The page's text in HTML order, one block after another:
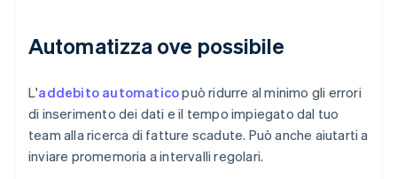
Automatizza ove possibile
L'addebito automaticopuò ridurre al minimo gli errori
di inserimento dei dati e il tempo impiegato dal tuo
team alla ricerca di fatture scadute. Può anche aiutarti a
inviare promemoria a intervalli regolari.